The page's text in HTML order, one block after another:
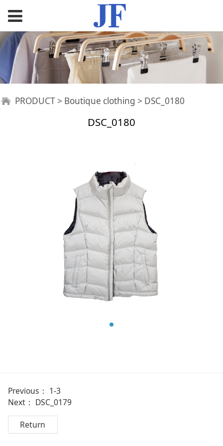
DSC_0180
PRODUCT > Boutique clothing > DSC_0180
DSC_0180
Previous： 1-3
Next： DSC_0179
Return